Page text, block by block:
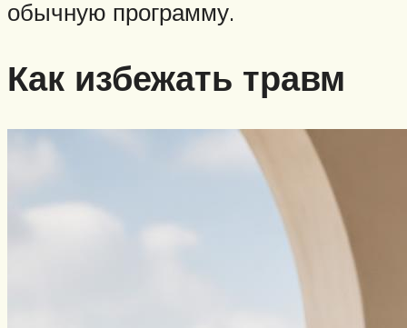
обычную программу.
Как избежать травм